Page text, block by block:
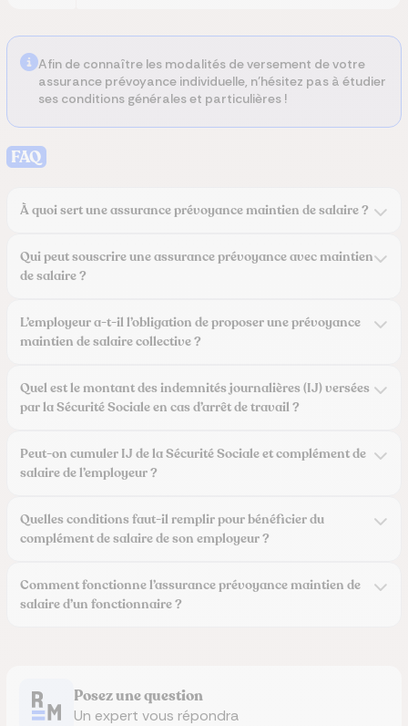
Afin de connaître les modalités de versement de votre
assurance prévoyance individuelle, n’hésitez pas à étudier
ses conditions générales et particulières !
FAQ
À quoi sert une assurance prévoyance maintien de salaire ?
Qui peut souscrire une assurance prévoyance avec maintien
de salaire ?
L’employeur a-t-il l’obligation de proposer une prévoyance
maintien de salaire collective ?
Quel est le montant des indemnités journalières (IJ) versées
par la Sécurité Sociale en cas d’arrêt de travail ?
Peut-on cumuler IJ de la Sécurité Sociale et complément de
salaire de l’employeur ?
Quelles conditions faut-il remplir pour bénéficier du
complément de salaire de son employeur ?
Comment fonctionne l’assurance prévoyance maintien de
salaire d’un fonctionnaire ?
Posez une question
Un expert vous répondra